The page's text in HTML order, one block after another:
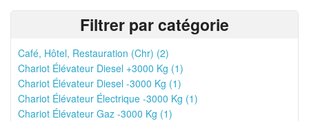
Filtrer par catégorie
Café, Hôtel, Restauration (Chr) (2)
Chariot Élévateur Diesel +3000 Kg (1)
Chariot Élévateur Diesel -3000 Kg (1)
Chariot Élévateur Électrique -3000 Kg (1)
Chariot Élévateur Gaz -3000 Kg (1)